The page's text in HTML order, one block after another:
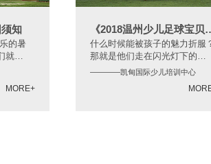
知
的暑
就…
MORE+
《2018温州
什么时候能被孩子的魅力折服
那就是他们走在闪光灯下的…
————凯甸国际少儿培训中心